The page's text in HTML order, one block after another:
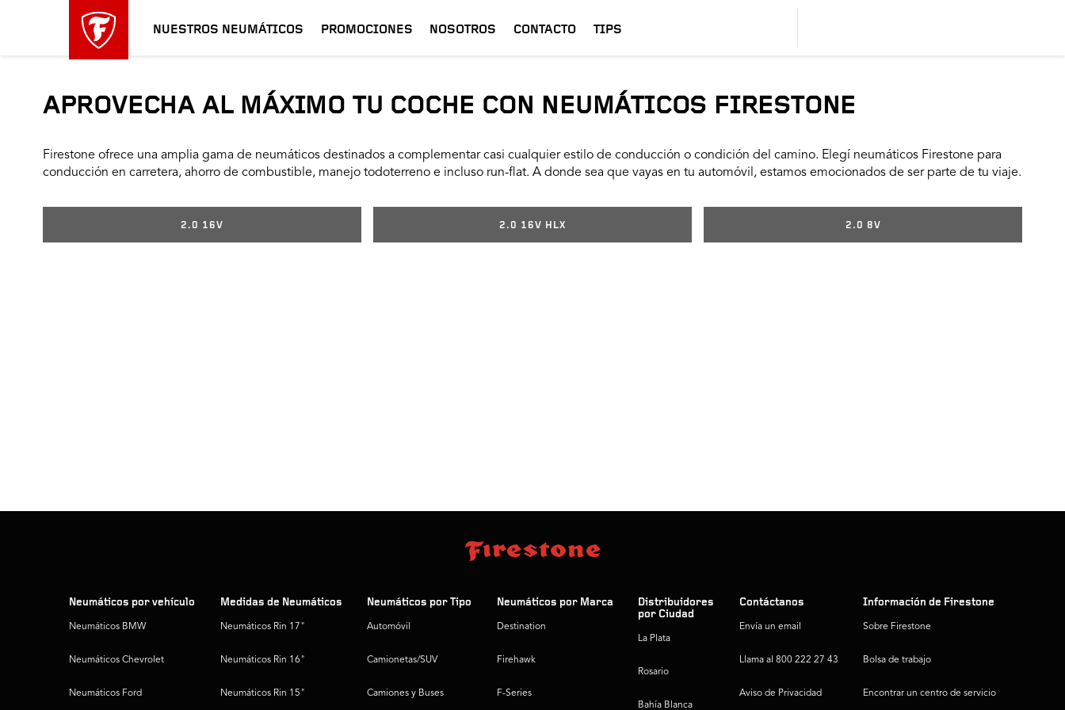
NUESTROS NEUMÁTICOS PROMOCIONES NOSOTROS CONTACTO TIPS
APROVECHA AL MÁXIMO TU COCHE CON NEUMÁTICOS FIRESTONE
Firestone ofrece una amplia gama de neumáticos destinados a complementar casi cualquier estilo de conducción o condición del camino. Elegí neumáticos Firestone para
conducción en carretera, ahorro de combustible, manejo todoterreno e incluso run-flat. A donde sea que vayas en tu automóvil, estamos emocionados de ser parte de tu viaje.
2.0 16V 2.0 16V HLX 2.0 8V
Neumáticos por vehículo
Neumáticos BMW
Neumáticos Chevrolet
Neumáticos Ford
Medidas de Neumáticos
Neumáticos Rin 17"
Neumáticos Rin 16"
Neumáticos Rin 15"
Neumáticos por Tipo
Automóvil
Camionetas/SUV
Camiones y Buses
Neumáticos por Marca
Destination
Firehawk
F-Series
Distribuidores
por Ciudad
La Plata
Rosario
Bahía Blanca
Contáctanos
Envía un email
Llama al 800 222 27 43
Aviso de Privacidad
Información de Firestone
Sobre Firestone
Bolsa de trabajo
Encontrar un centro de servicio